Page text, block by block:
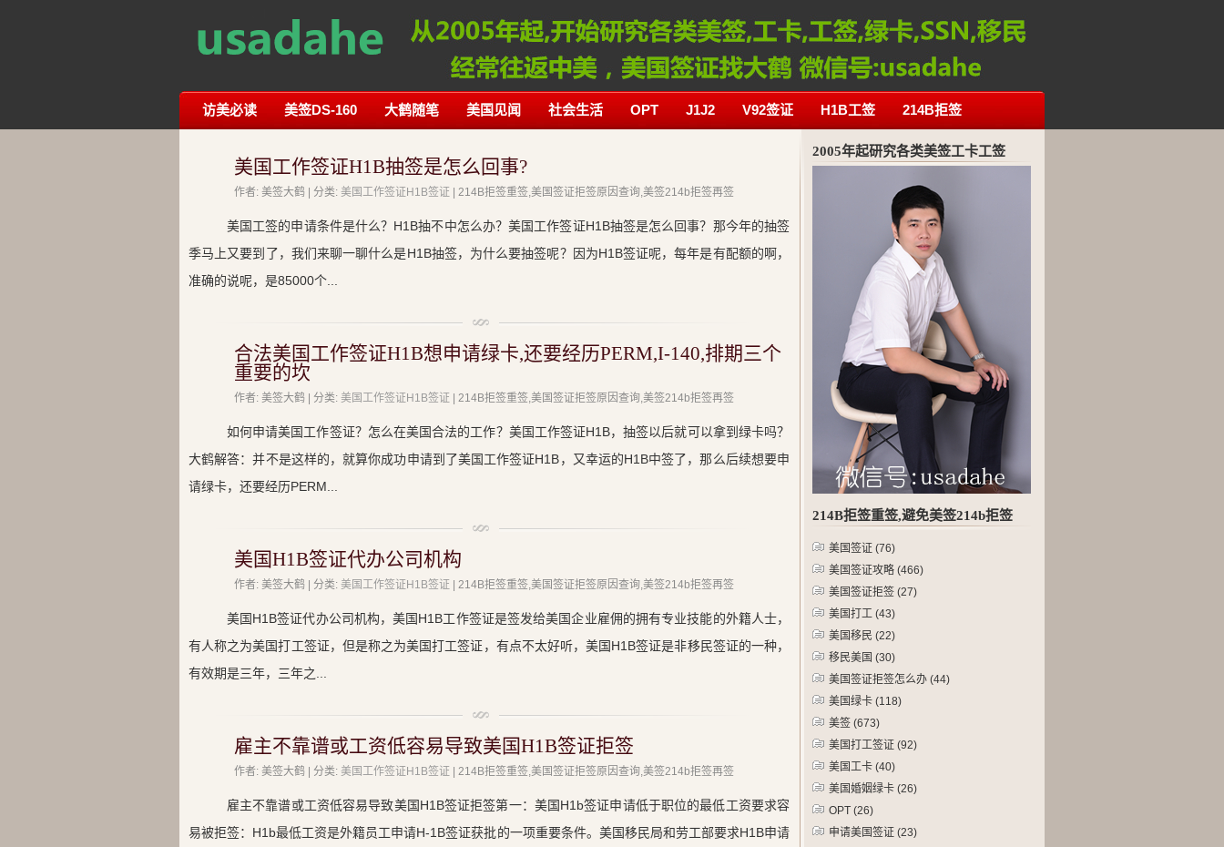
访美必读 美签DS-160 大鹤随笔 美国见闻 社会生活 OPT J1J2 V92签证 H1B工签 214B拒签
美国工作签证H1B抽签是怎么回事?
作者: 美签大鹤 | 分类: 美国工作签证H1B签证 | 214B拒签重签,美国签证拒签原因查询,美签214b拒签再签
美国工签的申请条件是什么？H1B抽不中怎么办？美国工作签证H1B抽签是怎么回事？那今年的抽签
季马上又要到了，我们来聊一聊什么是H1B抽签，为什么要抽签呢？因为H1B签证呢，每年是有配额的啊，
准确的说呢，是85000个...
合法美国工作签证H1B想申请绿卡,还要经历PERM,I-140,排期三个
重要的坎
作者: 美签大鹤 | 分类: 美国工作签证H1B签证 | 214B拒签重签,美国签证拒签原因查询,美签214b拒签再签
如何申请美国工作签证？怎么在美国合法的工作？美国工作签证H1B，抽签以后就可以拿到绿卡吗？
大鹤解答：并不是这样的，就算你成功申请到了美国工作签证H1B，又幸运的H1B中签了，那么后续想要申
请绿卡，还要经历PERM...
美国H1B签证代办公司机构
作者: 美签大鹤 | 分类: 美国工作签证H1B签证 | 214B拒签重签,美国签证拒签原因查询,美签214b拒签再签
美国H1B签证代办公司机构，美国H1B工作签证是签发给美国企业雇佣的拥有专业技能的外籍人士，
有人称之为美国打工签证，但是称之为美国打工签证，有点不太好听，美国H1B签证是非移民签证的一种，
有效期是三年，三年之...
雇主不靠谱或工资低容易导致美国H1B签证拒签
作者: 美签大鹤 | 分类: 美国工作签证H1B签证 | 214B拒签重签,美国签证拒签原因查询,美签214b拒签再签
雇主不靠谱或工资低容易导致美国H1B签证拒签第一：美国H1b签证申请低于职位的最低工资要求容
易被拒签：H1b最低工资是外籍员工申请H-1B签证获批的一项重要条件。美国移民局和劳工部要求H1B申请
2005年起研究各类美签工卡工签
214B拒签重签,避免美签214b拒签
美国签证 (76)
美国签证攻略 (466)
美国签证拒签 (27)
美国打工 (43)
美国移民 (22)
移民美国 (30)
美国签证拒签怎么办 (44)
美国绿卡 (118)
美签 (673)
美国打工签证 (92)
美国工卡 (40)
美国婚姻绿卡 (26)
OPT (26)
申请美国签证 (23)